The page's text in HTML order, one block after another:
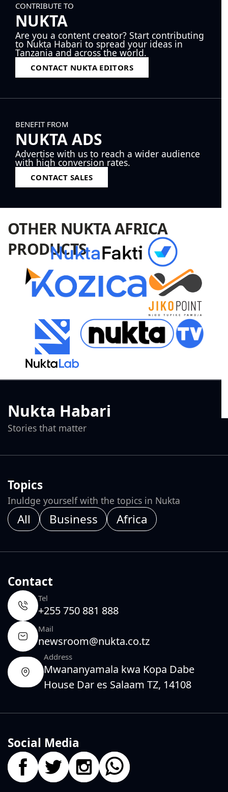
CONTRIBUTE TO
NUKTA
Are you a content creator? Start contributing
to Nukta Habari to spread your ideas in
Tanzania and across the world.
CONTACT NUKTA EDITORS
BENEFIT FROM
NUKTA ADS
Advertise with us to reach a wider audience
with high conversion rates.
CONTACT SALES
OTHER NUKTA AFRICA
PRODUCTS
Nukta Habari
Stories that matter
Topics
Inuldge yourself with the topics in Nukta
All Business Africa
Contact
Tel
+255 750 881 888
Mail
newsroom@nukta.co.tz
Address
Mwananyamala kwa Kopa Dabe
House Dar es Salaam TZ, 14108
Social Media